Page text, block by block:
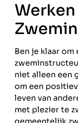
Werken
Ben je klaar om
niet alleen een
om een
leven van
met plezier te